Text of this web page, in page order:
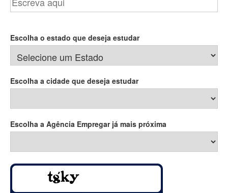
Escolha o estado que deseja estudar
Escolha a cidade que deseja estudar
Escolha a Agência Empregar já mais próxima